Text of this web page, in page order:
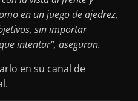
en un juego de ajedrez,
sin importar
intentar”, aseguran.
en su canal de